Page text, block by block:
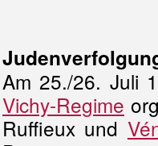
Am 25./26. Juli
Vichy-Regime
Ruffieux und